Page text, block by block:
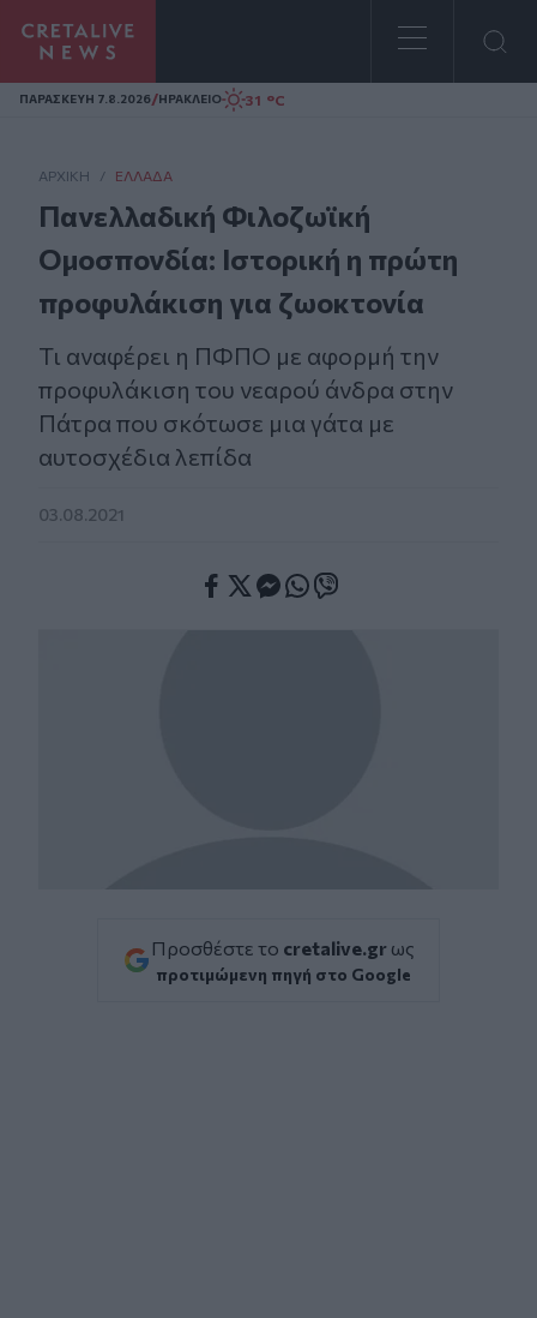
Homepage
ΠΑΡΑΣΚΕΥΗ 7.8.2026/ΗΡΑΚΛΕΙΟ 31 °C
ΑΡΧΙΚΗ / ΕΛΛΆΔΑ
Πανελλαδική Φιλοζωϊκή
Ομοσπονδία: Ιστορική η πρώτη
προφυλάκιση για ζωοκτονία
Τι αναφέρει η ΠΦΠΟ με αφορμή την
προφυλάκιση του νεαρού άνδρα στην
Πάτρα που σκότωσε μια γάτα με
αυτοσχέδια λεπίδα
03.08.2021
Προσθέστε το cretalive.gr ως
προτιμώμενη πηγή στο Google